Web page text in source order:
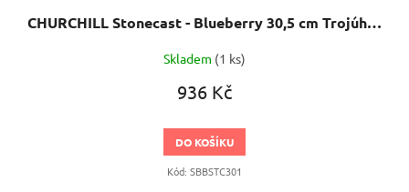
CHURCHILL Stonecast - Blueberry 30,5 cm Trojúhelníkový servírovací talíř
Skladem (1 ks)
936 Kč
DO KOŠÍKU
Kód: SBBSTC301